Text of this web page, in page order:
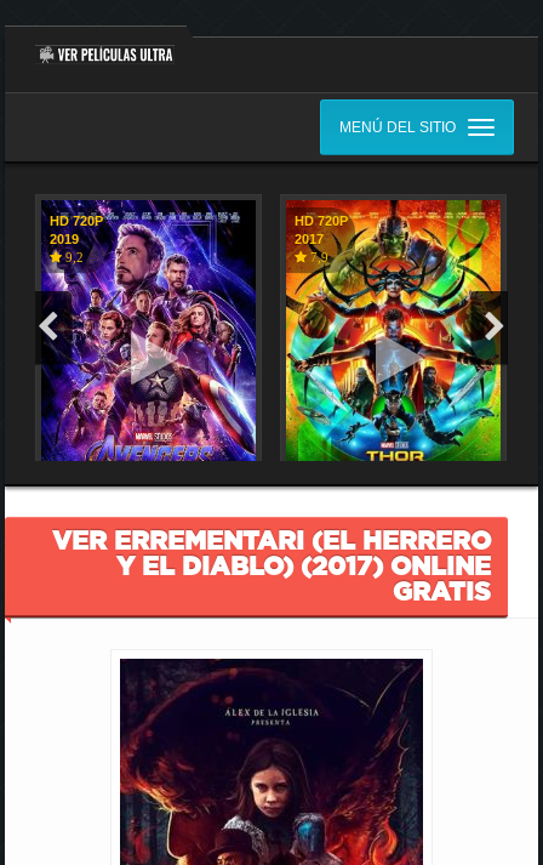
MENÚ DEL SITIO
HD 720P
2019
9,2
HD 720P
2017
7,9
VER ERREMENTARI (EL HERRERO
Y EL DIABLO) (2017) ONLINE
GRATIS